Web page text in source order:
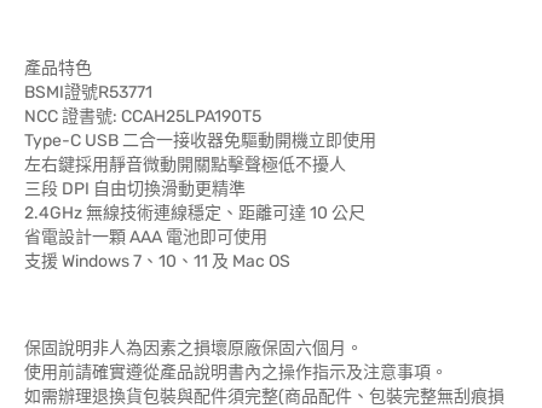
產品特色
BSMI證號R53771
NCC 證書號: CCAH25LPA190T5
Type-C USB 二合一接收器免驅動開機立即使用
左右鍵採用靜音微動開關點擊聲極低不擾人
三段 DPI 自由切換滑動更精準
2.4GHz 無線技術連線穩定、距離可達 10 公尺
省電設計一顆 AAA 電池即可使用
支援 Windows 7、10、11 及 Mac OS
保固說明非人為因素之損壞原廠保固六個月。
使用前請確實遵從產品說明書內之操作指示及注意事項。
如需辦理退換貨包裝與配件須完整(商品配件、包裝完整無刮痕損